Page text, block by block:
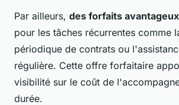
Par ailleurs, des forfaits avantageux
pour les tâches récurrentes comme
périodique de contrats ou
régulière. Cette offre forfaitaire
visibilité sur le coût de
durée.